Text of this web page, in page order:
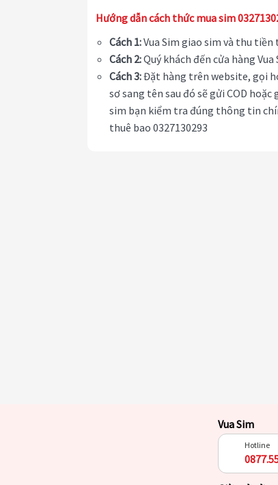
Hướng dẫn cách thức mua sim
Cách 1:Vua Sim giao sim và thu
Cách 2:Quý khách đến cửa hàng
Cách 3:Đặt hàng trên website, gọi
sơ sang tên sau đó sẽ gửi COD
sim bạn kiểm tra đúng thông tin
thuê bao 0327130293
Vua Sim
Hotline